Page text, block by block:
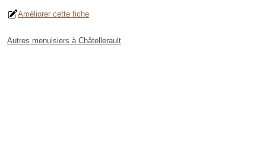
Améliorer cette fiche
Autres menuisiers à Châtellerault